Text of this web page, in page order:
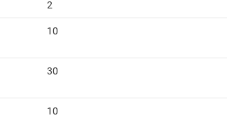
2
10
30
10